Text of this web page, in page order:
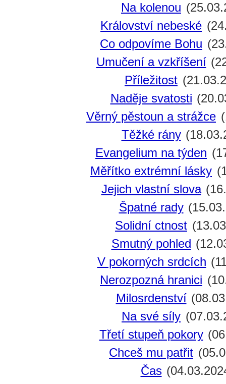
Na kolenou
Království nebeské
Co odpovíme Bohu
Umučení a vzkříšení
Příležitost
Naděje svatosti
Věrný pěstoun a strážce
Těžké rány
Evangelium na týden
Měřítko extrémní lásky
Jejich vlastní slova
Špatné rady
Solidní ctnost
Smutný pohled
V pokorných srdcích
Nerozpozná hranici
Milosrdenství
Na své síly
Třetí stupeň pokory
Chceš mu patřit
Čas